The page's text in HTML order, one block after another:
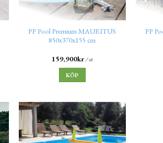
PP Pool Premium MAURITUS
850x370x155 cm
159,900kr/ st
KÖP
PP